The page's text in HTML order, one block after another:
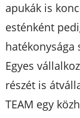
apukák is
esténként
Egyes
részét is
TEAM egy